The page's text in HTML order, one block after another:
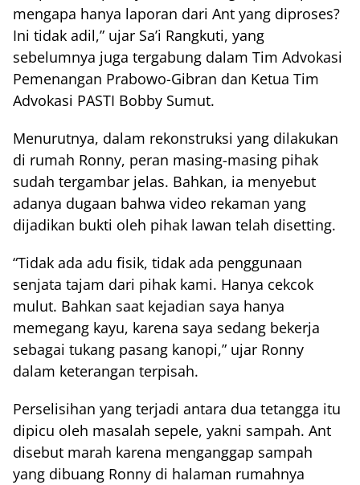
mengapa hanya laporan dari Ant yang diproses?
Ini tidak adil,” ujar Sa’i Rangkuti, yang
sebelumnya juga tergabung dalam Tim Advokasi
Pemenangan Prabowo-Gibran dan Ketua Tim
Advokasi PASTI Bobby Sumut.
Menurutnya, dalam rekonstruksi yang dilakukan
di rumah Ronny, peran masing-masing pihak
sudah tergambar jelas. Bahkan, ia menyebut
adanya dugaan bahwa video rekaman yang
dijadikan bukti oleh pihak lawan telah disetting.
“Tidak ada adu fisik, tidak ada penggunaan
senjata tajam dari pihak kami. Hanya cekcok
mulut. Bahkan saat kejadian saya hanya
memegang kayu, karena saya sedang bekerja
sebagai tukang pasang kanopi,” ujar Ronny
dalam keterangan terpisah.
Perselisihan yang terjadi antara dua tetangga itu
dipicu oleh masalah sepele, yakni sampah. Ant
disebut marah karena menganggap sampah
yang dibuang Ronny di halaman rumahnya